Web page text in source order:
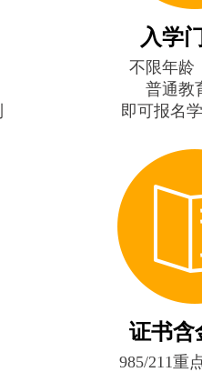
入学
不限年龄
普通教
即可报名
证书含
985/211重